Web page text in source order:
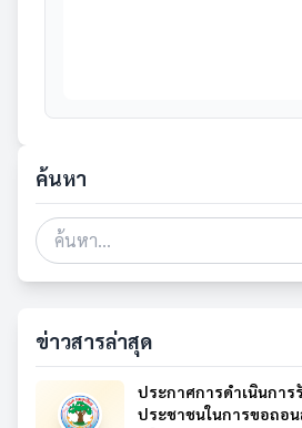
ค้นหา
ข่าวสารล่าสุด
ประกาศการดำเนินกา
ประชาชนในการขอถอ